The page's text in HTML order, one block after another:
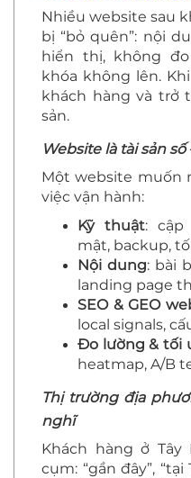
Nhiều website sau
bị “bỏ quên”: nội
hiển thị, không
khóa không lên.
khách hàng và trở
sản.
Website là tài sản
Một website muốn
việc vận hành:
Kỹ thuật: cập
mật, backup,
Nội dung: bài
landing page
SEO & GEO
local signals,
Đo lường & tối
heatmap, A/B
Thị trường địa
nghĩ
Khách hàng ở
cụm: “gần đây”, “tại